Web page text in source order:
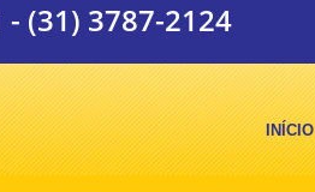
- (31) 3787-2124
INÍCIO